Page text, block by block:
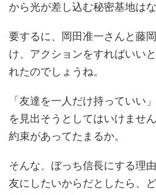
から光が差し込む秘密基地は
要するに、岡田准一さんと藤
け、アクションをすればいい
れたのでしょうね。
「友達を一人だけ持っていい
を見出そうとしてはいけませ
約束があってたまるか。
そんな、ぼっち信長にする理
友にしたいからだとしたら、